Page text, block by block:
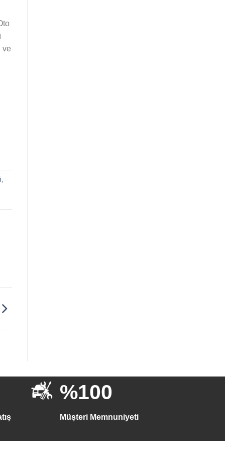
ve
%100
Müşteri Memnuniyeti